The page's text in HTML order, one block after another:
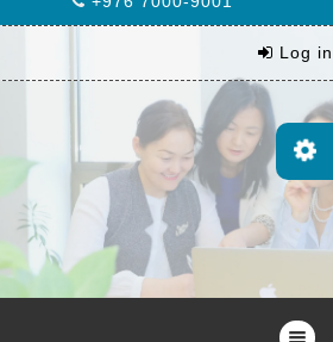
Log in